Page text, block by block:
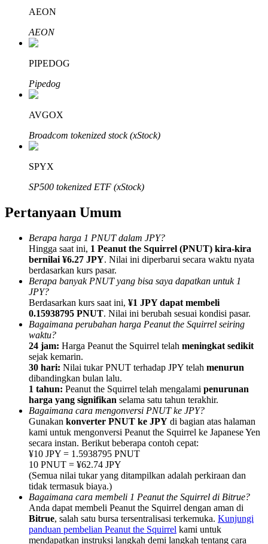
Mitra Bitrue
Afiliasi Bitrue
Hingga 65% Komisi!
Referensi
Undang teman untuk mendapatkan imbalan tunai
BTC Welcome Rewards
BTC Welcome Rewards
Deposit & Trade BTC to Share 25000 USDT prize pool!
AEON
AEON
PIPEDOG
Pipedog
AVGOX
Broadcom tokenized stock (xStock)
SPYX
SP500 tokenized ETF (xStock)
Pertanyaan Umum
Berapa harga 1 PNUT dalam JPY?
Hingga saat ini, 1 Peanut the Squirrel (PNUT) kira-kira
bernilai ¥6.27 JPY. Nilai ini diperbarui secara waktu nyata
berdasarkan kurs pasar.
Berapa banyak PNUT yang bisa saya dapatkan untuk 1
JPY?
Berdasarkan kurs saat ini, ¥1 JPY dapat membeli
0.15938795 PNUT. Nilai ini berubah sesuai kondisi pasar.
Bagaimana perubahan harga Peanut the Squirrel seiring
waktu?
24 jam: Harga Peanut the Squirrel telah meningkat sedikit
sejak kemarin.
30 hari: Nilai tukar PNUT terhadap JPY telah menurun
dibandingkan bulan lalu.
1 tahun: Peanut the Squirrel telah mengalami penurunan
harga yang signifikan selama satu tahun terakhir.
Bagaimana cara mengonversi PNUT ke JPY?
Gunakan konverter PNUT ke JPY di bagian atas halaman
kami untuk mengonversi Peanut the Squirrel ke Japanese Yen
secara instan. Berikut beberapa contoh cepat:
¥10 JPY = 1.5938795 PNUT
10 PNUT = ¥62.74 JPY
(Semua nilai tukar yang ditampilkan adalah perkiraan dan
tidak termasuk biaya.)
Bagaimana cara membeli 1 Peanut the Squirrel di Bitrue?
Anda dapat membeli Peanut the Squirrel dengan aman di
Bitrue, salah satu bursa tersentralisasi terkemuka. Kunjungi
panduan pembelian Peanut the Squirrel kami untuk
mendapatkan instruksi langkah demi langkah tentang cara